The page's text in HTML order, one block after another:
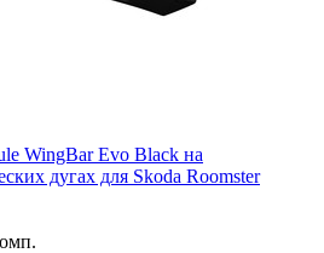
WingBar Evo Black на
дугах для Skoda Roomster